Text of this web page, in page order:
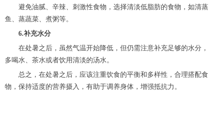
避免油腻、辛辣、刺激性食物，选择清淡低脂肪的食物，如清蒸
鱼、蒸蔬菜、煮粥等。
6.补充水分
在处暑之后，虽然气温开始降低，但仍需注意补充足够的水分，
多喝水、茶水或者饮用清淡的汤水。
总之，在处暑之后，应该注重饮食的平衡和多样性，合理搭配食
物，保持适度的营养摄入，有助于调养身体，增强抵抗力。